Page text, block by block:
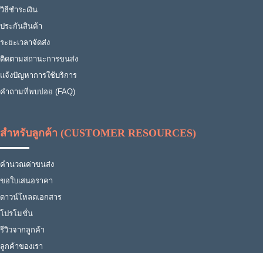
วิธีชำระเงิน
ประกันสินค้า
ระยะเวลาจัดส่ง
ติดตามสถานะการขนส่ง
แจ้งปัญหาการใช้บริการ
คำถามที่พบบ่อย (FAQ)
สำหรับลูกค้า (CUSTOMER RESOURCES)
คำนวณค่าขนส่ง
ขอใบเสนอราคา
ดาวน์โหลดเอกสาร
โปรโมชั่น
รีวิวจากลูกค้า
ลูกค้าของเรา